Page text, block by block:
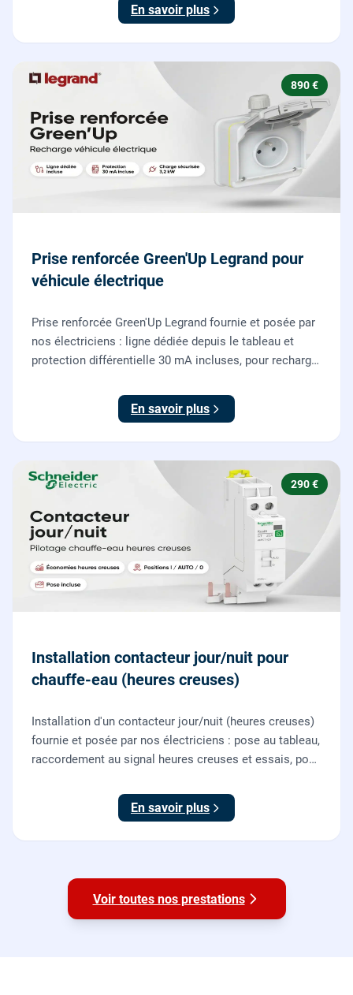
En savoir plus
890 €
Prise renforcée Green'Up Legrand pour
véhicule électrique
Prise renforcée Green'Up Legrand fournie et posée par
nos électriciens : ligne dédiée depuis le tableau et
protection différentielle 30 mA incluses, pour recharger
En savoir plus
290 €
Installation contacteur jour/nuit pour
chauffe-eau (heures creuses)
Installation d'un contacteur jour/nuit (heures creuses)
fournie et posée par nos électriciens : pose au tableau,
raccordement au signal heures creuses et essais, pour
En savoir plus
Voir toutes nos prestations